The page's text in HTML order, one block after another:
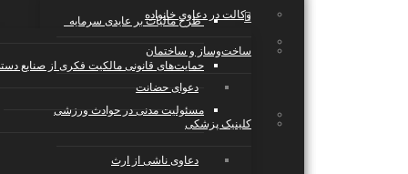
صنایع، تولید، حمل‌ونقل
وکالت در دعاوی خانواده
دعوای حضانت
دعاوی ناشی از ارث
طرح مالیات بر عایدی سرمایه
حمایت‌های قانونی مالکیت فکری از صنایع
مسئولیت مدنی در حوادث ورزشی
ساخت‌وساز و ساختمان
کلینیک پزشکی